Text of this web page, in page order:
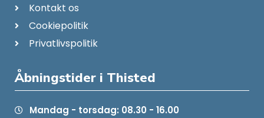
Kontakt os
Cookiepolitik
Privatlivspolitik
Åbningstider i Thisted
Mandag - torsdag: 08.30 - 16.00